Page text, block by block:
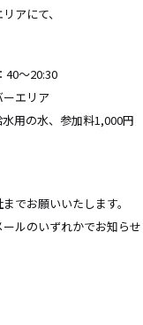
アにて、
～20:30
エリア
用の水、参加料1,000円
でお願いいたします。
ルのいずれかでお知らせ